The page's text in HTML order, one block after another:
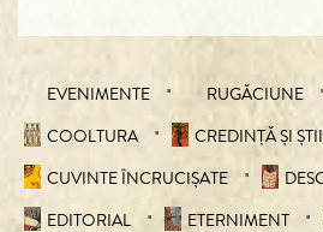
EVENIMENTE RUGĂCIUNE
COOLTURA
CREDINȚĂ ȘI
CUVINTE ÎNCRUCIŞATE
EDITORIAL
ETERNIMENT